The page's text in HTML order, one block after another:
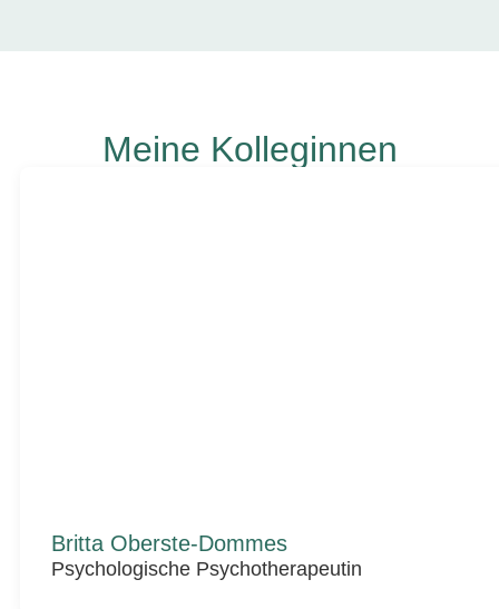
Meine Kolleginnen
Britta Oberste-Dommes
Psychologische Psychotherapeutin